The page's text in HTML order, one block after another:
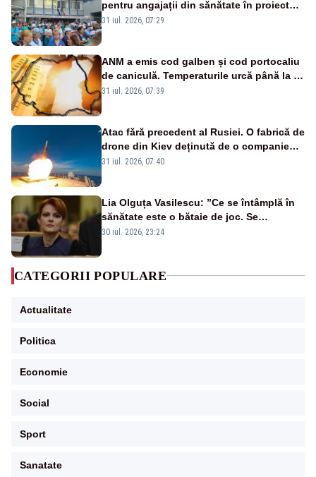
pentru angajații din sănătate în proiectul
Legii salarizării
31 iul. 2026, 07:29
ANM a emis cod galben și cod portocaliu
de caniculă. Temperaturile urcă până la 38
de grade, iar nopțile devin tropicale
31 iul. 2026, 07:39
Atac fără precedent al Rusiei. O fabrică de
drone din Kiev deținută de o companie
americană, distrusă de o rachetă
31 iul. 2026, 07:40
Lia Olguța Vasilescu: ”Ce se întâmplă în
sănătate este o bătaie de joc. Se
guvernează extraordinar de prost”
30 iul. 2026, 23:24
CATEGORII POPULARE
Actualitate
Politica
Economie
Social
Sport
Sanatate